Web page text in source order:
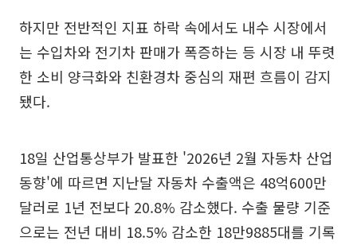
하지만 전반적인 지표 하락 속에서도 내수 시장에서
는 수입차와 전기차 판매가 폭증하는 등 시장 내 뚜렷
한 소비 양극화와 친환경차 중심의 재편 흐름이 감지
됐다.
18일 산업통상부가 발표한 '2026년 2월 자동차 산업
동향'에 따르면 지난달 자동차 수출액은 48억600만
달러로 1년 전보다 20.8% 감소했다. 수출 물량 기준
으로는 전년 대비 18.5% 감소한 18만9885대를 기록